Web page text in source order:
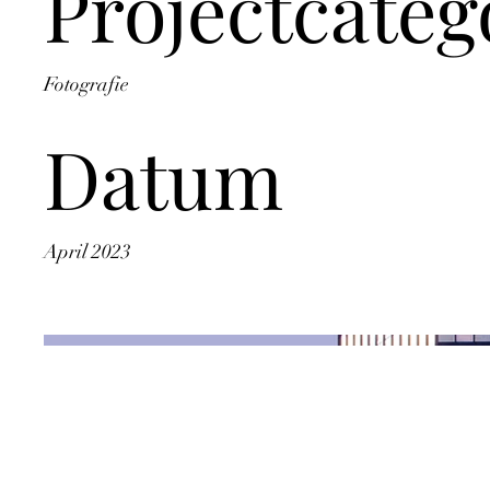
Fotografie
Datum
April 2023